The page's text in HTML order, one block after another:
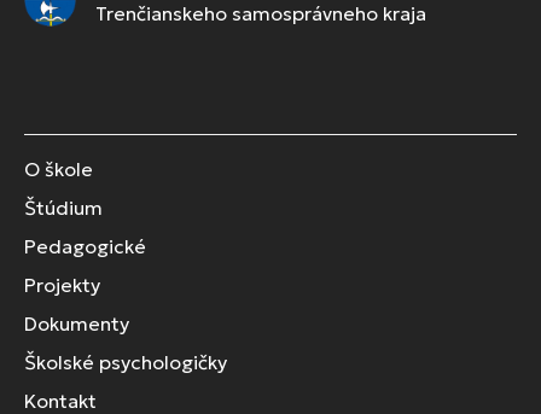
Trenčianskeho samosprávneho kraja
O škole
Štúdium
Pedagogické
Projekty
Dokumenty
Školské psychologičky
Kontakt